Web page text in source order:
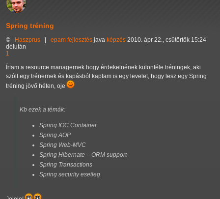
Spring tréning
© Haszprus epam fejlesztés java képzés 2010. ápr 22., csütörtök 15:24
délután
1
Írtam a resource managernek hogy érdekelnének különféle tréningek, aki
szólt egy trénernek és kapásból kaptam is egy levelet, hogy lesz egy Spring
tréning jövő héten, oje
Kb ezek a témák:
Spring IOC Container
Spring AOP
Spring Web-MVC
Spring Hibernate – ORM support
Spring Transactions
Spring security esetleg